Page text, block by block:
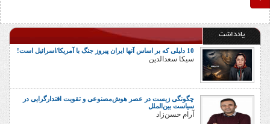
یادداشت
10 دلیلی که بر اساس آنها ایران پیروز جنگ با آمریکا/اسرائیل است!
سیکا سعدالدین
چگونگی زیست در عصر هوش‌مصنوعی و تقویت اقتدارگرایی در
سیاست بین‌الملل
آرام حسن‌زاد